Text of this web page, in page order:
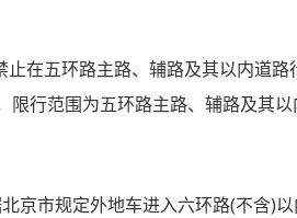
在五环路主路、辅路及其以内道
行范围为五环路主路、辅路及其以
京市规定外地车进入六环路(不含)